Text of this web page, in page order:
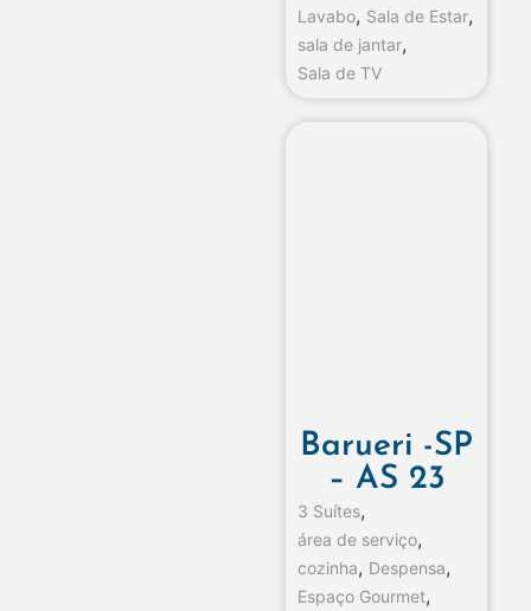
Lavabo, Sala de Estar,
sala de jantar,
Sala de TV
Barueri -SP
– AS 23
3 Suítes,
área de serviço,
cozinha, Despensa,
Espaço Gourmet,